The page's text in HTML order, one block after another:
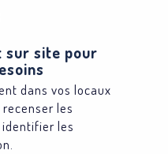
sur site pour
dans vos locaux
les
les